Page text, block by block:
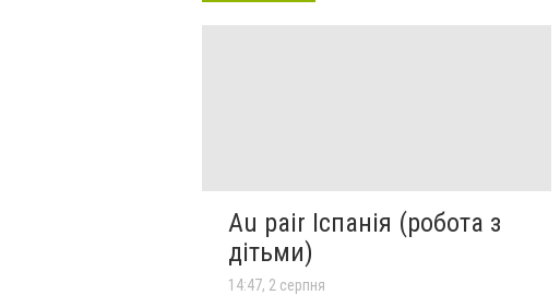
Au pair Іспанія (робота з
дітьми)
14:47, 2 серпня